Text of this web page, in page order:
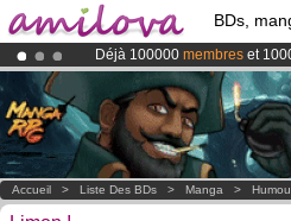
BDs,
Déjà 100000 membres et
LeKickstarter Amilova est
Abonnement premium: à partir
Accueil > Liste Des BDs > Manga >